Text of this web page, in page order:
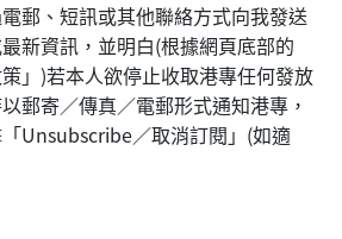
郵、短訊或其他聯絡方式向我發送
新資訊，並明白(根據網頁底部的
策」)若本人欲停止收取港專任何發放
郵寄／傳真／電郵形式通知港專，
Unsubscribe／取消訂閱」(如適